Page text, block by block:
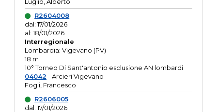
R2604008
dal: 17/01/2026
al: 18/01/2026
Interregionale
Lombardia: Vigevano (PV)
18 m
10° Torneo Di Sant'antonio esclusione AN lombardi
04042 - Arcieri Vigevano
Fogli, Francesco
R2606005
dal: 17/01/2026